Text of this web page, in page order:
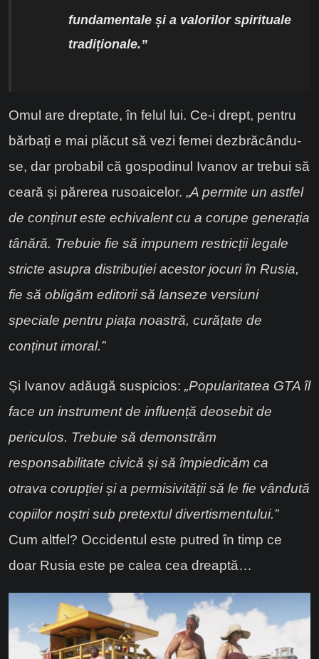
fundamentale și a valorilor spirituale
tradiționale.”
Omul are dreptate, în felul lui. Ce-i drept, pentru
bărbați e mai plăcut să vezi femei dezbrăcându-
se, dar probabil că gospodinul Ivanov ar trebui să
ceară și părerea rusoaicelor. „A permite un astfel
de conținut este echivalent cu a corupe generația
tânără. Trebuie fie să impunem restricții legale
stricte asupra distribuției acestor jocuri în Rusia,
fie să obligăm editorii să lanseze versiuni
speciale pentru piața noastră, curățate de
conținut imoral.”
Și Ivanov adăugă suspicios: „Popularitatea GTA îl
face un instrument de influență deosebit de
periculos. Trebuie să demonstrăm
responsabilitate civică și să împiedicăm ca
otrava corupției și a permisivității să le fie vândută
copiilor noștri sub pretextul divertismentului.”
Cum altfel? Occidentul este putred în timp ce
doar Rusia este pe calea cea dreaptă…